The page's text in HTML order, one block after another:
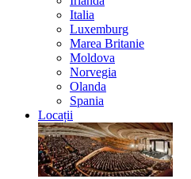
Italia
Luxemburg
Marea Britanie
Moldova
Norvegia
Olanda
Spania
Locații